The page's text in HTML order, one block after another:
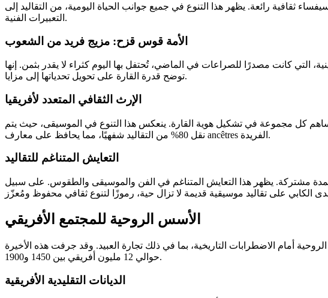
مع أكثر من 3000 عرق و2000 لغة، تعد أفريقيا فسيفساء ثقافية رائعة. يظهر هذا التنوع في جميع جوانب الحياة اليومية، من التقاليد إلى
التعبيرات الفنية.
الأمة قوس قزح: مزيج فريد من الشعوب
كانت مصدرًا للصراعات في الماضي، تُحتفل بها اليوم كثراء لا يقدر بثمن. إنها
توضح قدرة القارة على تحويل تحدياتها إلى مزايا.
الإرث الثقافي المتعدد لأفريقيا
ساهم كل مجموعة في تشكيل هوية القارة. ينعكس هذا التنوع في الموسيقى، حيث يتم
نقل 80% من التقاليد شفهيًا، مما يحافظ على معارف ancêtres الفريدة.
التعايش المتناغم للتقاليد
مشتركة. يظهر هذا التعايش المتناغم في الفن والموسيقى والطقوس. على سبيل
الأسس الروحية للمجتمع الأفريقي
الروحية أمام الاضطرابات التاريخية، بما في ذلك تجارة العبيد. وقد جرفت هذه الأخيرة
حوالي 12 مليون أفريقي بين 1450 و1900.
الديانات التقليدية الأفريقية